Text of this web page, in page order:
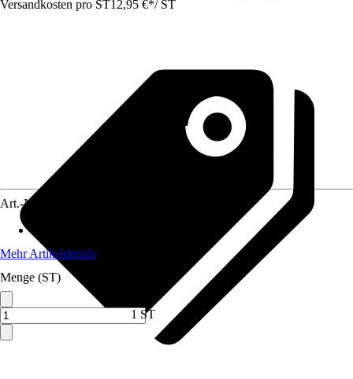
Versandkosten pro ST12,95 €*/ ST
Art.-Nr.
Mehr Artikeldetails
Menge (ST)
1 ST